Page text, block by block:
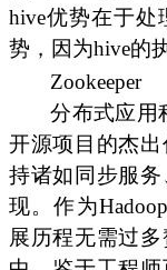
hive优势在于处
势，因为hive的
Zookeeper
分布式应用
开源项目的杰
持诸如同步服
现。作为
展历程无需过